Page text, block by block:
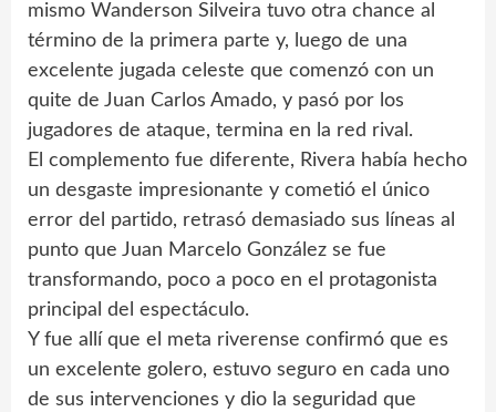
mismo Wanderson Silveira tuvo otra chance al
término de la primera parte y, luego de una
excelente jugada celeste que comenzó con un
quite de Juan Carlos Amado, y pasó por los
jugadores de ataque, termina en la red rival.
El complemento fue diferente, Rivera había hecho
un desgaste impresionante y cometió el único
error del partido, retrasó demasiado sus líneas al
punto que Juan Marcelo González se fue
transformando, poco a poco en el protagonista
principal del espectáculo.
Y fue allí que el meta riverense confirmó que es
un excelente golero, estuvo seguro en cada uno
de sus intervenciones y dio la seguridad que